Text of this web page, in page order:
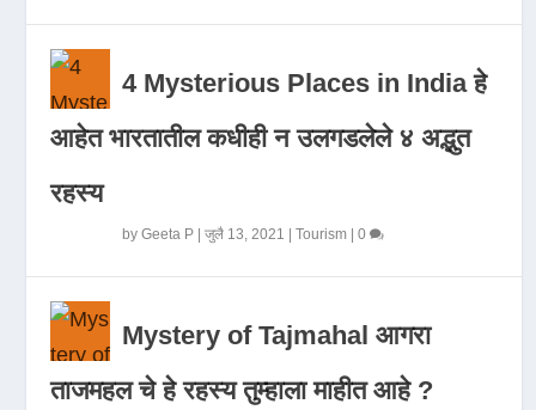
4 Mysterious Places in India हे
आहेत भारतातील कधीही न उलगडलेले ४ अद्भुत
रहस्य
byGeeta P |जुलै 13, 2021 |Tourism |0
Mystery of Tajmahal आगरा
ताजमहल चे हे रहस्य तुम्हाला माहीत आहे ?